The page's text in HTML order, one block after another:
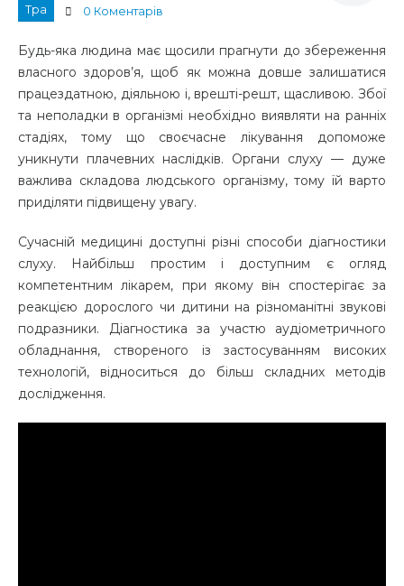
Тра
0 Коментарів
Будь-яка людина має щосили прагнути до збереження
власного здоров’я, щоб як можна довше залишатися
працездатною, діяльною і, врешті-решт, щасливою. Збої
та неполадки в організмі необхідно виявляти на ранніх
стадіях, тому що своєчасне лікування допоможе
уникнути плачевних наслідків. Органи слуху — дуже
важлива складова людського організму, тому їй варто
приділяти підвищену увагу.
Сучасній медицині доступні різні способи діагностики
слуху. Найбільш простим і доступним є огляд
компетентним лікарем, при якому він спостерігає за
реакцією дорослого чи дитини на різноманітні звукові
подразники. Діагностика за участю аудіометричного
обладнання, створеного із застосуванням високих
технологій, відноситься до більш складних методів
дослідження.